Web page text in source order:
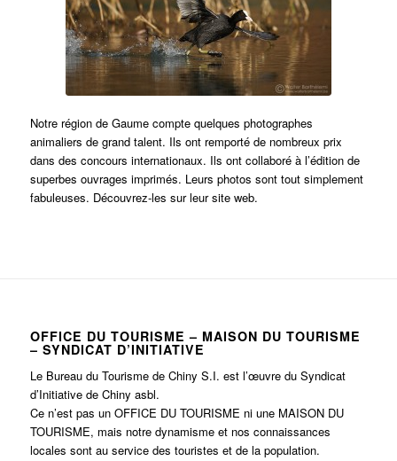
Notre région de Gaume compte quelques photographes
animaliers de grand talent. Ils ont remporté de nombreux prix
dans des concours internationaux. Ils ont collaboré à l’édition de
superbes ouvrages imprimés. Leurs photos sont tout simplement
fabuleuses. Découvrez-les sur leur site web.
OFFICE DU TOURISME – MAISON DU TOURISME
– SYNDICAT D’INITIATIVE
Le Bureau du Tourisme de Chiny S.I. est l’œuvre du Syndicat
d’Initiative de Chiny asbl.
Ce n’est pas un OFFICE DU TOURISME ni une MAISON DU
TOURISME, mais notre dynamisme et nos connaissances
locales sont au service des touristes et de la population.